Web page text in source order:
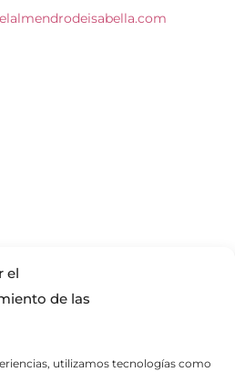
el
de las
utilizamos tecnologías como